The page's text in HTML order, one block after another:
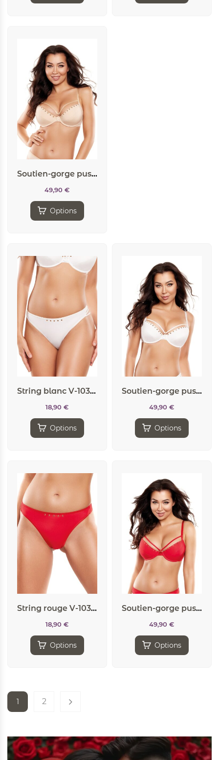
Soutien-gorge push-up beige V-10341 – Axami
49,90 €
Options
String blanc V-10338 – axami
18,90 €
Options
Soutien-gorge push-up blanc V-10331 – Axami
49,90 €
Options
String rouge V-10358 – Axami
18,90 €
Options
Soutien-gorge push-up rouge V-10351 – Axami
49,90 €
Options
1 2